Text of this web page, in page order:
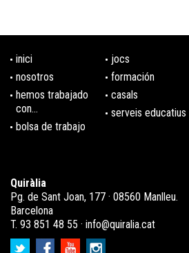
inici
nosotros
hemos trabajado
con...
bolsa de trabajo
jocs
formación
casals
serveis educatius
Quiràlia
Pg. de Sant Joan, 177 · 08560 Manlleu.
Barcelona
T. 93 851 48 55 · info@quiralia.cat